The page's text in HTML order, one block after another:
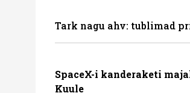
Tark nagu ahv: tublimad
SpaceX-i kanderaketi
Kuule